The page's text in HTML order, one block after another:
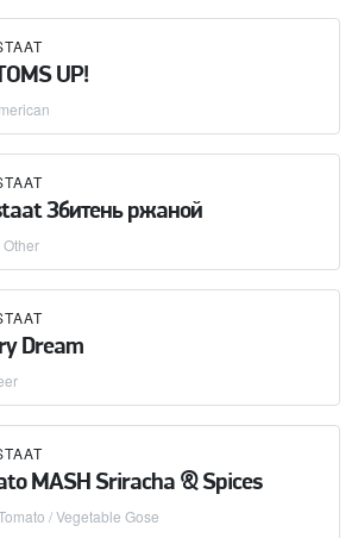
UP!
Збитень ржаной
Other
Dream
MASH Sriracha & Spices
/ Vegetable Gose